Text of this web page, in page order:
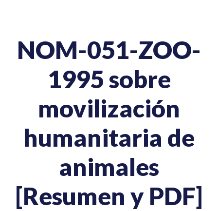
NOM-051-ZOO-
1995 sobre
movilización
humanitaria de
animales
[Resumen y PDF]